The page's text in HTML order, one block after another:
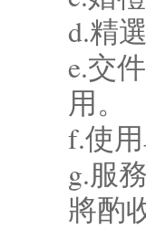
d.精
e.交
用。
f.使
g.服
將酌